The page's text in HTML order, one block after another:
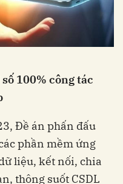
100% công tác
Đề án phấn đấu
phần mềm ứng
liệu, kết nối, chia
thông suốt CSDL